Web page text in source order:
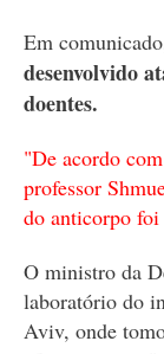
Em
desenvolvido
doentes.
"De acordo
professor
do anticorpo
O ministro da
laboratório do
Aviv, onde